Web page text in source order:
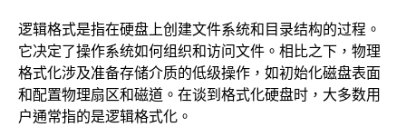
逻辑格式是指在硬盘上创建文件系统和目录结构的过程。
它决定了操作系统如何组织和访问文件。相比之下，物理
格式化涉及准备存储介质的低级操作，如初始化磁盘表面
和配置物理扇区和磁道。在谈到格式化硬盘时，大多数用
户通常指的是逻辑格式化。